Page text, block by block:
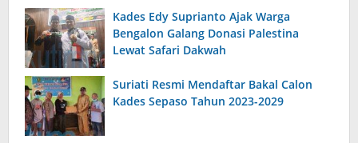
Kades Edy Suprianto Ajak Warga
Bengalon Galang Donasi Palestina
Lewat Safari Dakwah
Suriati Resmi Mendaftar Bakal Calon
Kades Sepaso Tahun 2023-2029